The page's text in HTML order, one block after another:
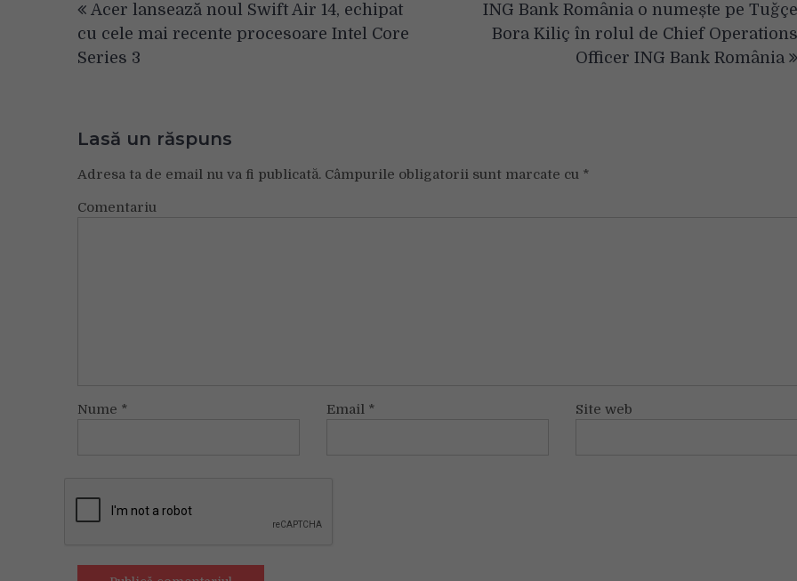
în
articole
Acer lansează noul Swift Air 14, echipat
cu cele mai recente procesoare Intel Core
Series 3
ING Bank România o numește pe Tuğçe
Bora Kiliç în rolul de Chief Operations
Officer ING Bank România
Lasă un răspuns
Adresa ta de email nu va fi publicată. Câmpurile obligatorii sunt marcate cu *
Comentariu
Nume * Email * Site web